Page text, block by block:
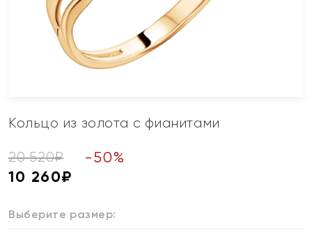
Кольцо из золота с фианитами
20 520₽ -50%
10 260₽
Выберите размер: